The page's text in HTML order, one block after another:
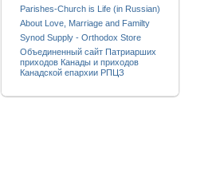
Parishes-Church is Life (in Russian)
About Love, Marriage and Familty
Synod Supply - Orthodox Store
Объединенный сайт Патриарших
приходов Канады и приходов
Канадской епархии РПЦЗ